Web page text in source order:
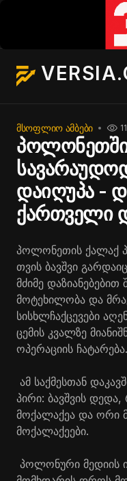
ᲛᲡᲝᲤᲚᲘᲝ ᲐᲛᲑᲔᲑᲘ
პოლონეთში
დაიღუპა -
ქართველი
პოლონეთის ქალაქ
თვის ბავშვი
მძიმე დაზიანებებით
მოტეხილობა და
სისხლჩაქცევები
ცემის კვალზე
ოპერაციის ჩატარება.
ამ საქმესთან
პირი: ბავშვის
მოქალაქეა და ორი
მოქალაქეები.
პოლონური მედიის